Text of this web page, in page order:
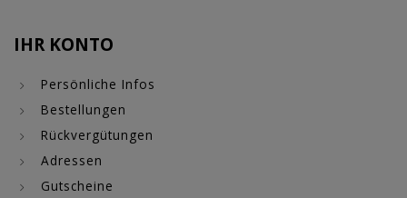
IHR KONTO
Persönliche Infos
Bestellungen
Rückvergütungen
Adressen
Gutscheine